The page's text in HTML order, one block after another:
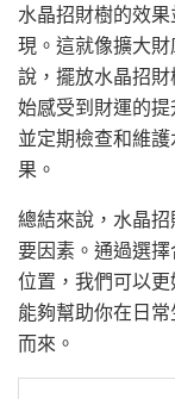
水晶招財樹的效
現。這就像擴大
說，擺放水晶招
始感受到財運的
並定期檢查和維
果。
總結來說，水晶
要因素。通過選
位置，我們可以
能夠幫助你在日
而來。